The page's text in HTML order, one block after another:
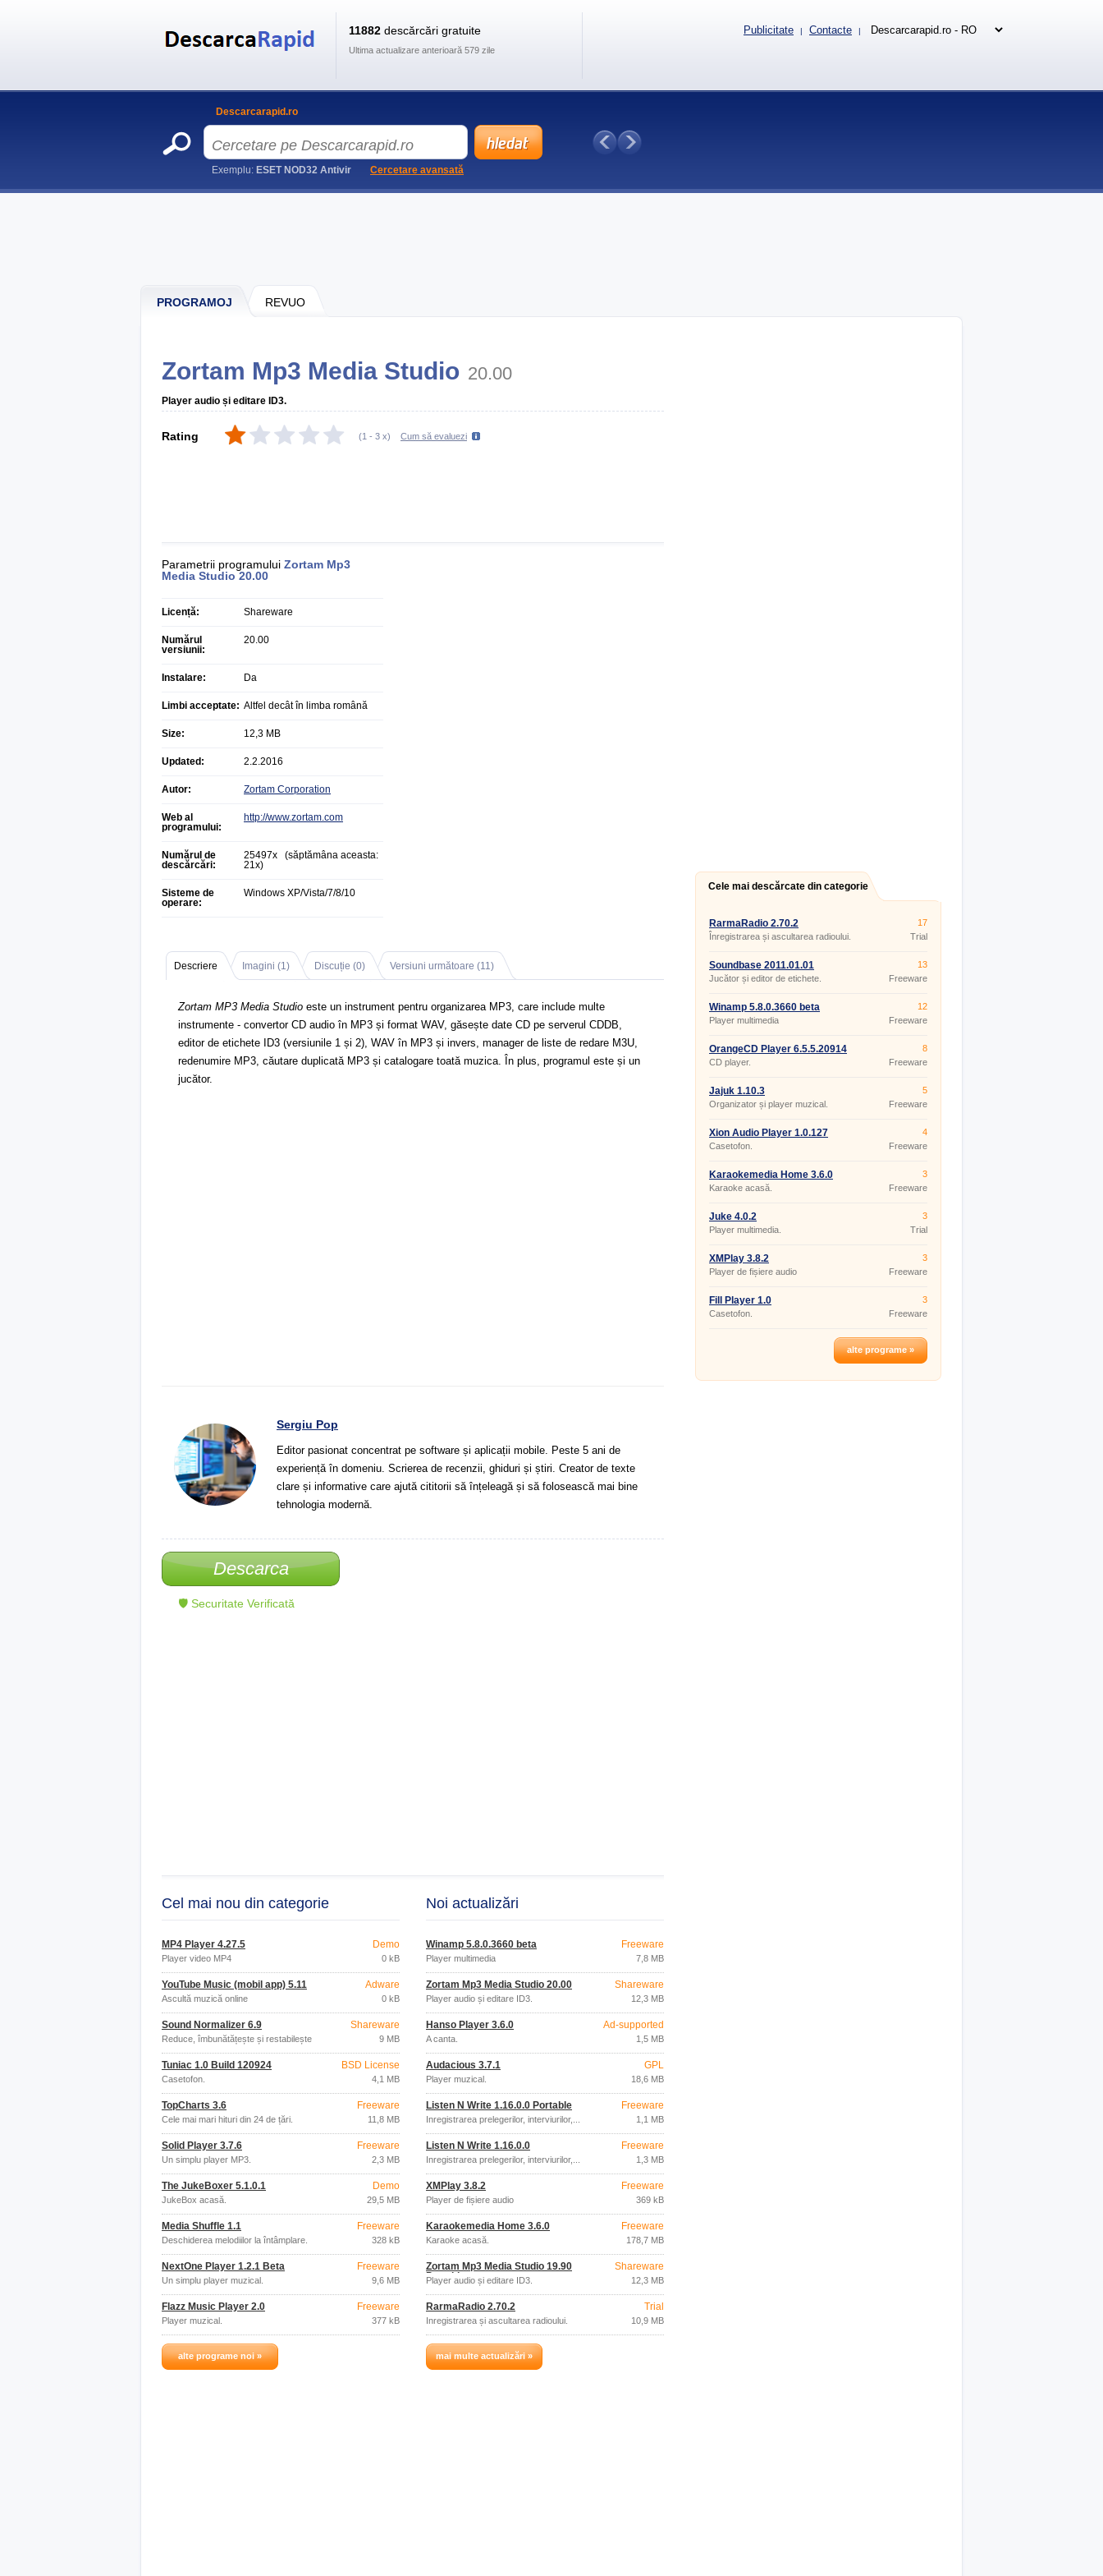
PROGRAMOJ REVUO
Zortam Mp3 Media Studio 20.00
Player audio și editare ID3.
Rating (1 - 3 x) Cum să evaluezi
Parametrii programului Zortam Mp3
Media Studio 20.00
Licență: Shareware
Numărul
versiunii:
20.00
Instalare: Da
Limbi acceptate: Altfel decât în limba română
Size: 12,3 MB
Updated: 2.2.2016
Autor: Zortam Corporation
Web al
programului:
http://www.zortam.com
Numărul de
descărcări:
25497x (săptămâna aceasta:
21x)
Sisteme de
operare:
Windows XP/Vista/7/8/10
Descriere Imagini (1) Discuție (0) Versiuni următoare (11)
Zortam MP3 Media Studio este un instrument pentru organizarea MP3, care include multe
instrumente - convertor CD audio în MP3 și format WAV, găsește date CD pe serverul CDDB,
editor de etichete ID3 (versiunile 1 și 2), WAV în MP3 și invers, manager de liste de redare M3U,
redenumire MP3, căutare duplicată MP3 și catalogare toată muzica. În plus, programul este și un
jucător.
Sergiu Pop
Editor pasionat concentrat pe software și aplicații mobile. Peste 5 ani de
experiență în domeniu. Scrierea de recenzii, ghiduri și știri. Creator de texte
clare și informative care ajută cititorii să înțeleagă și să folosească mai bine
tehnologia modernă.
Descarca
🛡 Securitate Verificată
Cel mai nou din categorie
MP4 Player 4.27.5
Player video MP4
Demo
0 kB
YouTube Music (mobil app) 5.11
Ascultă muzică online
Adware
0 kB
Sound Normalizer 6.9
Reduce, îmbunătățește și restabilește
volumul și dimensiunea fișierului.
Shareware
9 MB
Tuniac 1.0 Build 120924
Casetofon.
BSD License
4,1 MB
TopCharts 3.6
Cele mai mari hituri din 24 de țări.
Freeware
11,8 MB
Solid Player 3.7.6
Un simplu player MP3.
Freeware
2,3 MB
The JukeBoxer 5.1.0.1
JukeBox acasă.
Demo
29,5 MB
Media Shuffle 1.1
Deschiderea melodiilor la întâmplare.
Freeware
328 kB
NextOne Player 1.2.1 Beta
Un simplu player muzical.
Freeware
9,6 MB
Flazz Music Player 2.0
Player muzical.
Freeware
377 kB
alte programe noi »
Noi actualizări
Winamp 5.8.0.3660 beta
Player multimedia
Freeware
7,8 MB
Zortam Mp3 Media Studio 20.00
Player audio și editare ID3.
Shareware
12,3 MB
Hanso Player 3.6.0
A canta.
Ad-supported
1,5 MB
Audacious 3.7.1
Player muzical.
GPL
18,6 MB
Listen N Write 1.16.0.0 Portable
Înregistrarea prelegerilor, interviurilor,...
Freeware
1,1 MB
Listen N Write 1.16.0.0
Înregistrarea prelegerilor, interviurilor,...
Freeware
1,3 MB
XMPlay 3.8.2
Player de fișiere audio
Freeware
369 kB
Karaokemedia Home 3.6.0
Karaoke acasă.
Freeware
178,7 MB
Zortam Mp3 Media Studio 19.90
Portable
Player audio și editare ID3.
Shareware
12,3 MB
RarmaRadio 2.70.2
Înregistrarea și ascultarea radioului.
Trial
10,9 MB
mai multe actualizări »
Cele mai descărcate din categorie
RarmaRadio 2.70.2
Înregistrarea și ascultarea radioului.
17
Trial
Soundbase 2011.01.01
Jucător și editor de etichete.
13
Freeware
Winamp 5.8.0.3660 beta
Player multimedia
12
Freeware
OrangeCD Player 6.5.5.20914
CD player.
8
Freeware
Jajuk 1.10.3
Organizator și player muzical.
5
Freeware
Xion Audio Player 1.0.127
Casetofon.
4
Freeware
Karaokemedia Home 3.6.0
Karaoke acasă.
3
Freeware
Juke 4.0.2
Player multimedia.
3
Trial
XMPlay 3.8.2
Player de fișiere audio
3
Freeware
Fill Player 1.0
Casetofon.
3
Freeware
alte programe »
11882 descărcări gratuite
Ultima actualizare anterioară 579 zile
Publicitate | Contacte |
Descarcarapid.ro
Exemplu: ESET NOD32 Antivir Cercetare avansată